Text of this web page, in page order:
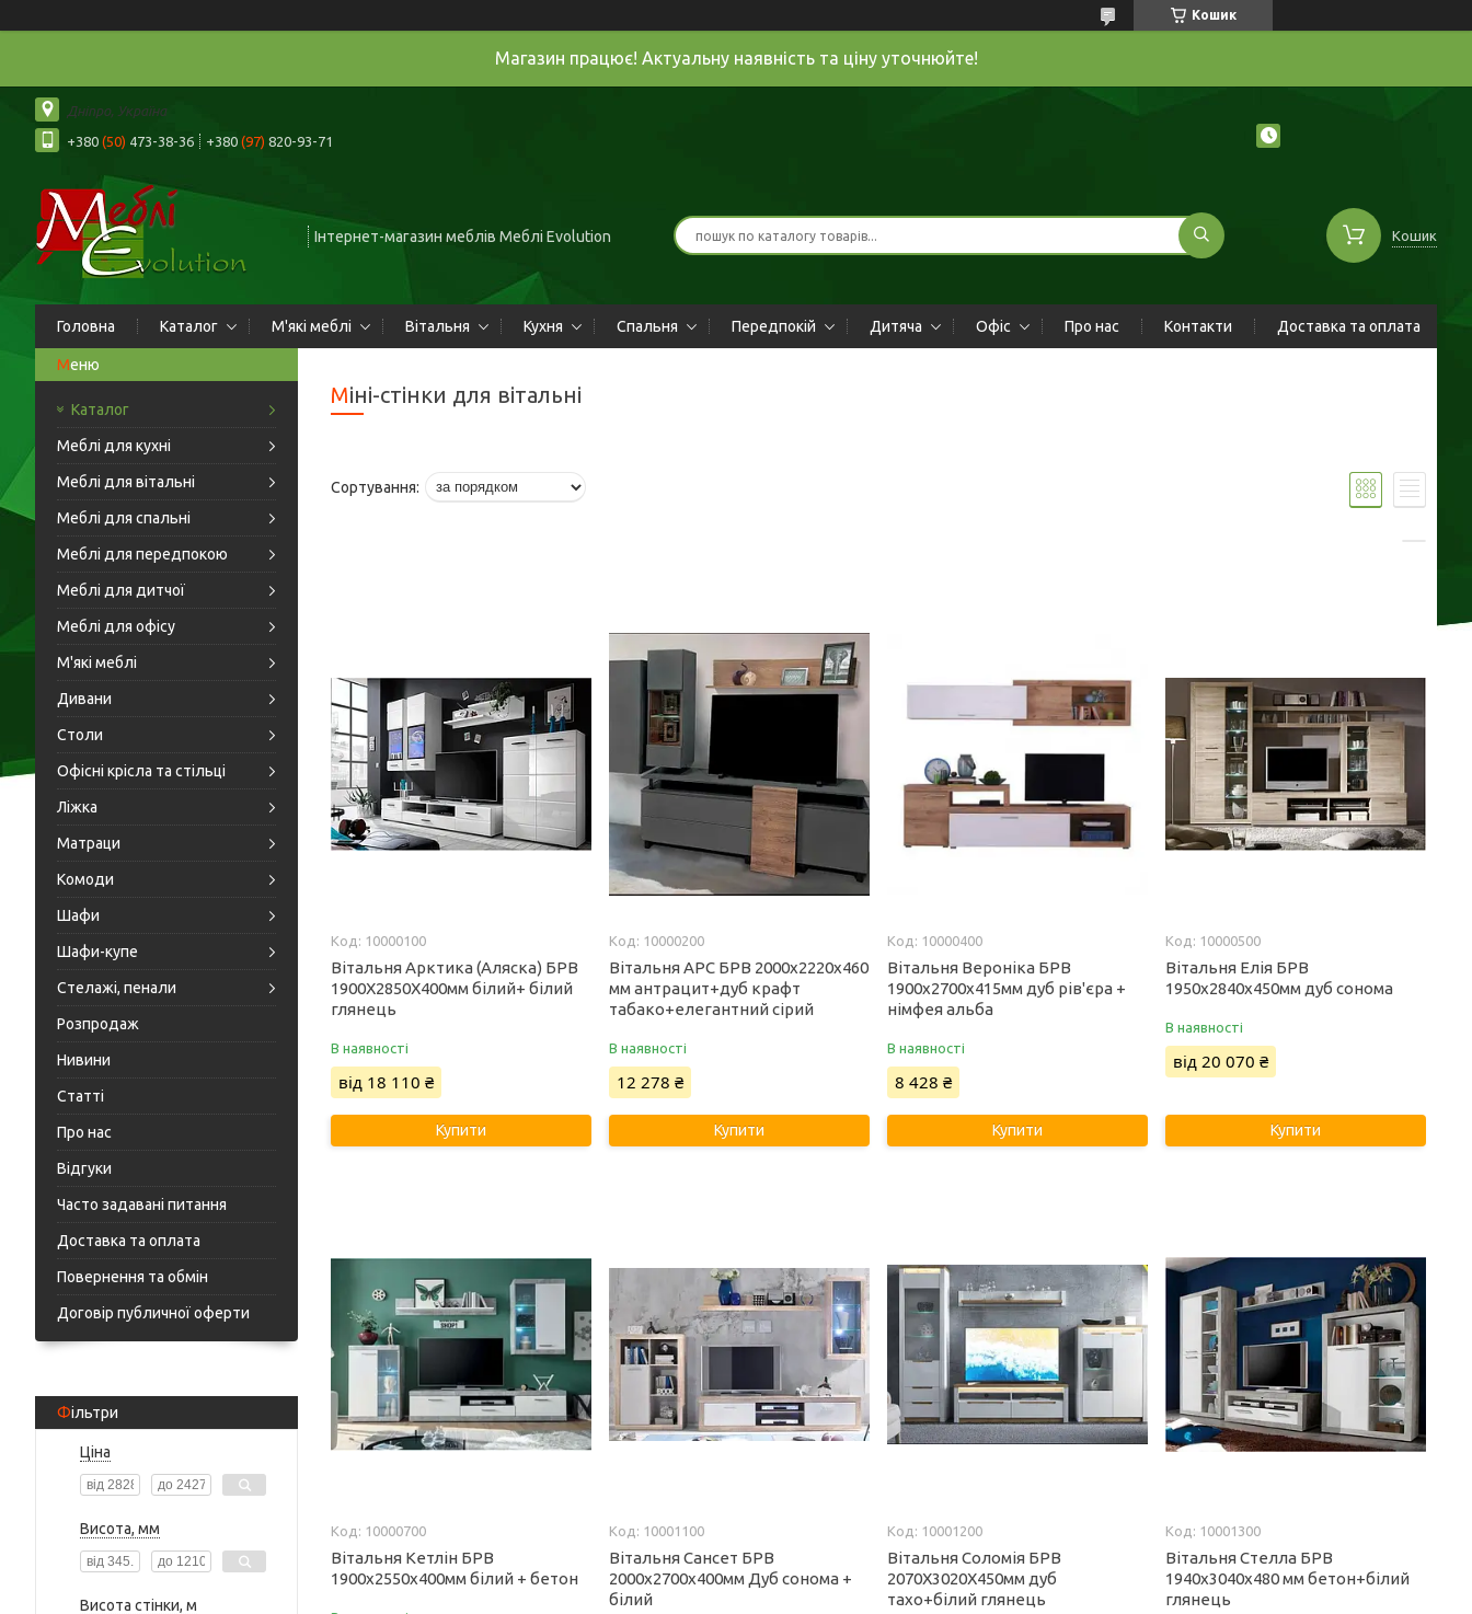
Кошик
Магазин працює! Актуальну наявність та ціну уточнюйте!
Дніпро, Україна
+380 (50) 473-38-36 +380 (97) 820-93-71
Інтернет-магазин меблів Меблі Evolution Кошик
Головна Каталог М'які меблі Вітальня Кухня Спальня Передпокій Дитяча Офіс Про нас Контакти Доставка та оплата
Каталог
Меблі для кухні
Меблі для вітальні
Меблі для спальні
Меблі для передпокою
Меблі для дитчої
Меблі для офісу
М'які меблі
Дивани
Столи
Офісні крісла та стільці
Ліжка
Матраци
Комоди
Шафи
Шафи-купе
Стелажі, пенали
Розпродаж
Нивини
Статті
Про нас
Відгуки
Часто задавані питання
Доставка та оплата
Повернення та обмін
Договір публичної оферти
Фільтри
Ціна
Висота, мм
Висота стінки, м
Міні-стінки для вітальні
10000100
Вітальня Арктика (Аляска) БРВ
1900Х2850Х400мм білий+ білий
глянець
В наявності
від 18 110 ₴
Купити
10000200
Вітальня АРС БРВ 2000х2220х460
мм антрацит+дуб крафт
табако+елегантний сірий
В наявності
12 278 ₴
Купити
10000400
Вітальня Вероніка БРВ
1900х2700х415мм дуб рів'єра +
німфея альба
В наявності
8 428 ₴
Купити
10000500
Вітальня Елія БРВ
1950х2840х450мм дуб сонома
В наявності
від 20 070 ₴
Купити
10000700
Вітальня Кетлін БРВ
1900х2550х400мм білий + бетон
10001100
Вітальня Сансет БРВ
2000x2700x400мм Дуб сонома +
білий
10001200
Вітальня Соломія БРВ
2070Х3020Х450мм дуб
тахо+білий глянець
10001300
Вітальня Стелла БРВ
1940х3040х480 мм бетон+білий
глянець